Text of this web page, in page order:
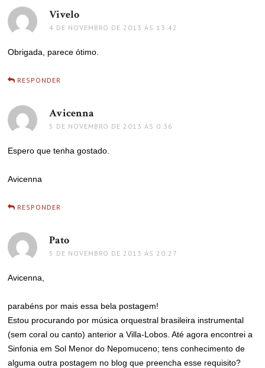
Vivelo
4 DE NOVEMBRO DE 2013 ÀS 13:42
Obrigada, parece ótimo.
RESPONDER
Avicenna
5 DE NOVEMBRO DE 2013 ÀS 0:36
Espero que tenha gostado.
Avicenna
RESPONDER
Pato
5 DE NOVEMBRO DE 2013 ÀS 20:27
Avicenna,
parabéns por mais essa bela postagem!
Estou procurando por música orquestral brasileira instrumental
(sem coral ou canto) anterior a Villa-Lobos. Até agora encontrei a
Sinfonia em Sol Menor do Nepomuceno; tens conhecimento de
alguma outra postagem no blog que preencha esse requisito?